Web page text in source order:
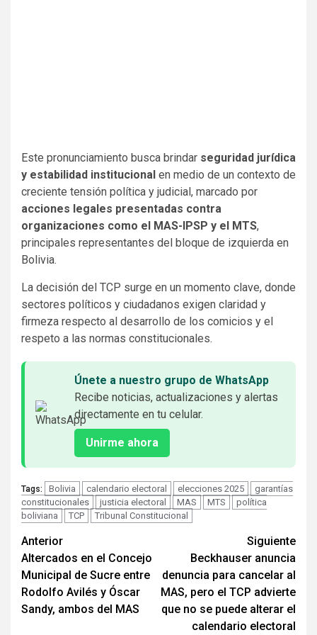
Este pronunciamiento busca brindar seguridad jurídica
y estabilidad institucional en medio de un contexto de
creciente tensión política y judicial, marcado por
acciones legales presentadas contra
organizaciones como el MAS-IPSP y el MTS,
principales representantes del bloque de izquierda en
Bolivia.
La decisión del TCP surge en un momento clave, donde
sectores políticos y ciudadanos exigen claridad y
firmeza respecto al desarrollo de los comicios y el
respeto a las normas constitucionales.
Únete a nuestro grupo de WhatsApp
Recibe noticias, actualizaciones y alertas
directamente en tu celular.
Unirme ahora
Tags: Bolivia calendario electoral elecciones 2025
garantías
constitucionales
justicia electoral MAS MTS
política
boliviana
TCP Tribunal Constitucional
Seguir
leyendo
Anterior
Altercados en el Concejo
Municipal de Sucre entre
Rodolfo Avilés y Óscar
Sandy, ambos del MAS
Siguiente
Beckhauser anuncia
denuncia para cancelar al
MAS, pero el TCP advierte
que no se puede alterar el
calendario electoral